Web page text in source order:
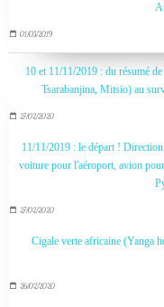
01/03/2019
10 et 11/11/2019 : du résumé
Tsarabanjina, Mitsio) au
27/02/2020
11/11/2019 : le départ !
voiture pour l'aéroport, avion
27/02/2020
Cigale verte africaine (Yanga
26/02/2020